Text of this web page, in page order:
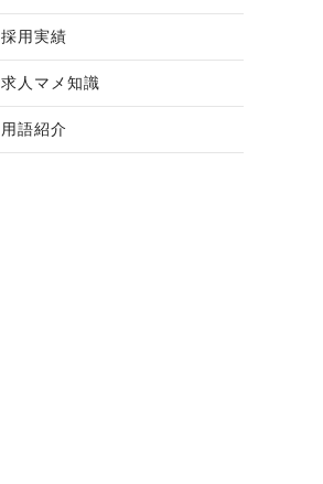
採用実績
求人マメ知識
用語紹介